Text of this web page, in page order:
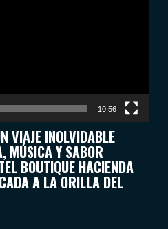
10:56
VIAJE INOLVIDABLE
MÚSICA Y SABOR
BOUTIQUE HACIENDA
A LA ORILLA DEL